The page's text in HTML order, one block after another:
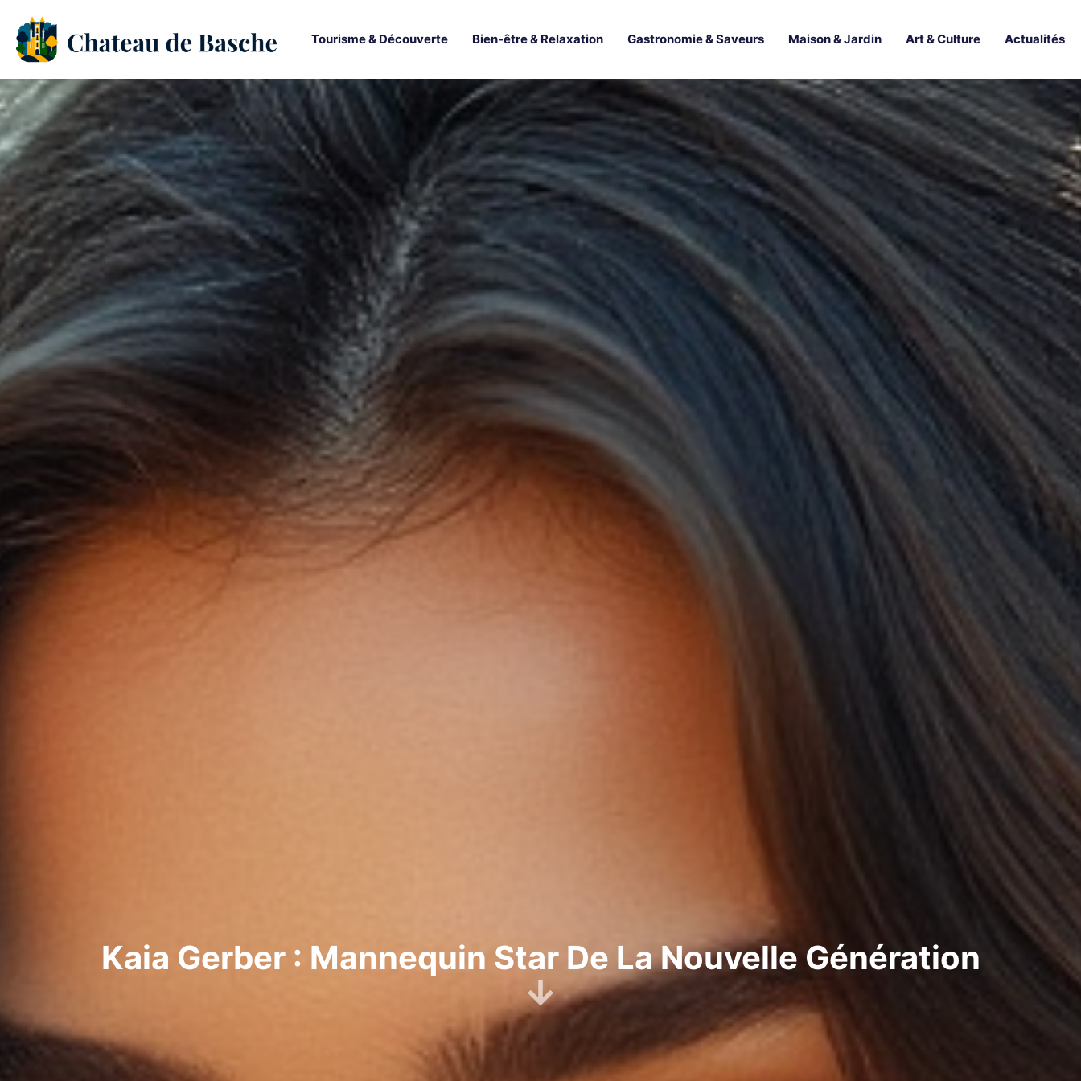
Tourisme & Découverte Bien-être & Relaxation Gastronomie & Saveurs Maison & Jardin Art & Culture Actualités
Kaia Gerber : Mannequin Star De La Nouvelle Génération